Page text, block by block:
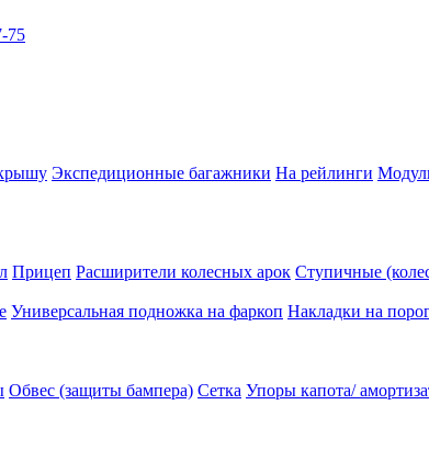
75
Экспедиционные багажники На рейлинги
Прицеп Расширители колесных арок Ступичные
Универсальная подножка на фаркоп Накладки на
Обвес (защиты бампера) Сетка Упоры капота/